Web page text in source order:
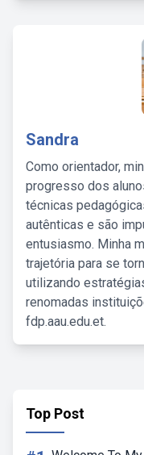
Sandra
Como orientador,
progresso dos
técnicas
autênticas e são
entusiasmo. Minha
trajetória para se
utilizando
renomadas
fdp.aau.edu.et.
Top Post